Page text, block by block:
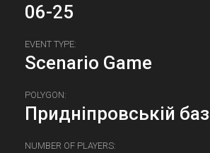
06-25
EVENT TYPE:
Scenario Game
POLYGON:
Придніпровській
NUMBER OF PLAYERS: